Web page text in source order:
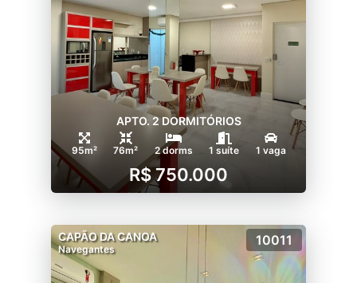
APTO. 2 DORMITÓRIOS
95m² 76m² 2 dorms 1 suíte 1 vaga
R$ 750.000
CAPÃO DA CANOA
Navegantes
10011